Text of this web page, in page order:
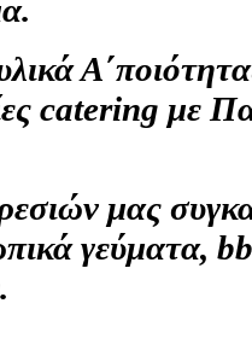
catering με
μας
γεύματα,